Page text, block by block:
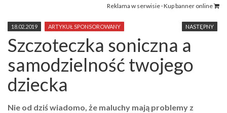
Reklama w serwisie · Kup banner online
NASTĘPNY
18.02.2019 ARTYKUŁ SPONSOROWANY
Szczoteczka soniczna a
samodzielność twojego
dziecka
Nie od dziś wiadomo, że maluchy mają problemy z